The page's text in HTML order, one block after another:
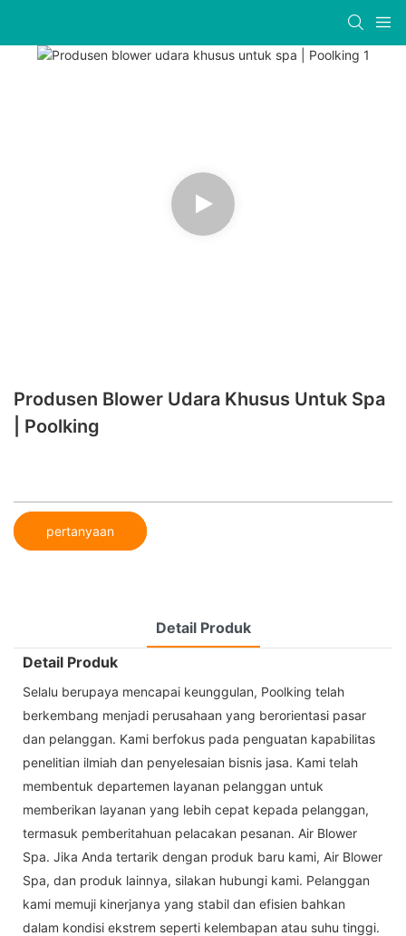
Produsen Blower Udara Khusus Untuk Spa
| Poolking
pertanyaan
Detail Produk
Detail Produk
Selalu berupaya mencapai keunggulan, Poolking telah
berkembang menjadi perusahaan yang berorientasi pasar
dan pelanggan. Kami berfokus pada penguatan kapabilitas
penelitian ilmiah dan penyelesaian bisnis jasa. Kami telah
membentuk departemen layanan pelanggan untuk
memberikan layanan yang lebih cepat kepada pelanggan,
termasuk pemberitahuan pelacakan pesanan. Air Blower
Spa. Jika Anda tertarik dengan produk baru kami, Air Blower
Spa, dan produk lainnya, silakan hubungi kami. Pelanggan
kami memuji kinerjanya yang stabil dan efisien bahkan
dalam kondisi ekstrem seperti kelembapan atau suhu tinggi.